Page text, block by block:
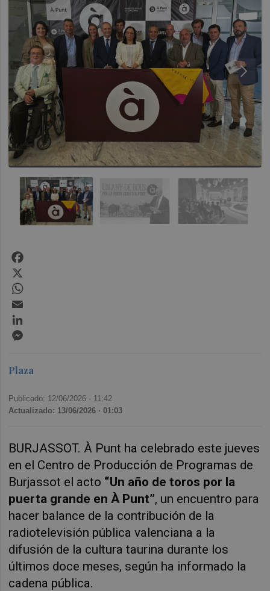
Plaza
Publicado: 12/06/2026 · 11:42
Actualizado: 13/06/2026 · 01:03
BURJASSOT. À Punt ha celebrado este jueves
en el Centro de Producción de Programas de
Burjassot el acto “Un año de toros por la
puerta grande en À Punt”, un encuentro para
hacer balance de la contribución de la
radiotelevisión pública valenciana a la
difusión de la cultura taurina durante los
últimos doce meses, según ha informado la
cadena pública.